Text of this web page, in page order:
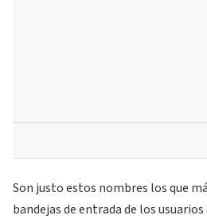
Son justo estos nombres los que
bandejas de entrada de los